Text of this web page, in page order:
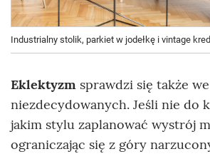
Industrialny stolik, parkiet w jodełkę i vintage
Eklektyzm sprawdzi się także
niezdecydowanych. Jeśli nie do
jakim stylu zaplanować wystrój
ograniczając się z góry